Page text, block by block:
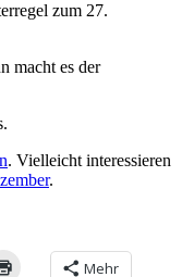
zum 27.
macht es der
. Vielleicht interessieren
.
Mehr